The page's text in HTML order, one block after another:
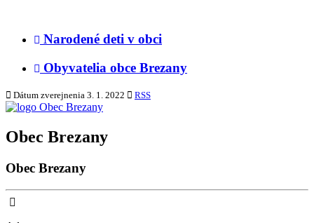
Narodené deti v obci
Obyvatelia obce Brezany
Dátum zverejnenia 3. 1. 2022 RSS
Obec Brezany
Obec Brezany